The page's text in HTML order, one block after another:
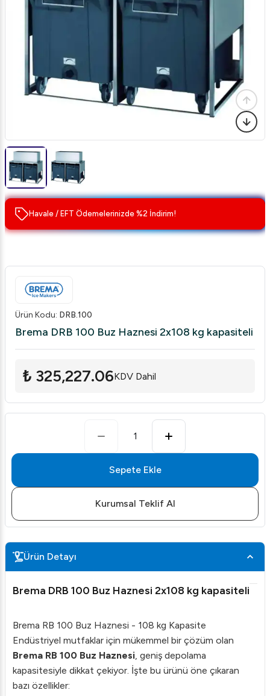
Havale / EFT Ödemelerinizde %2 İndirim!
Ürün Kodu: DRB.100
Brema DRB 100 Buz Haznesi 2x108 kg kapasiteli
₺ 325,227.06KDV Dahil
1
Sepete Ekle
Kurumsal Teklif Al
Ürün Detayı
Brema DRB 100 Buz Haznesi 2x108 kg kapasiteli
Brema RB 100 Buz Haznesi - 108 kg Kapasite
Endüstriyel mutfaklar için mükemmel bir çözüm olan
Brema RB 100 Buz Haznesi, geniş depolama
kapasitesiyle dikkat çekiyor. İşte bu ürünü öne çıkaran
bazı özellikler: